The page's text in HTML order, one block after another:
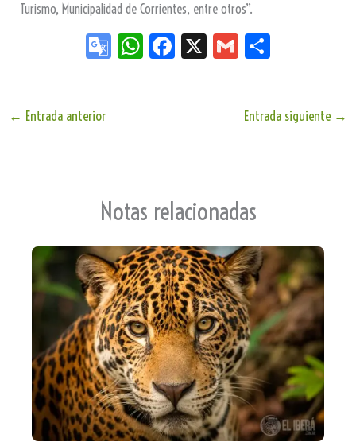
Turismo, Municipalidad de Corrientes, entre otros”.
Go
te
W
Fa
X
G
← Entrada anterior Entrada siguiente →
Notas relacionadas